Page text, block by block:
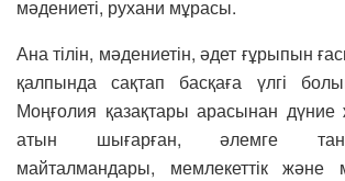
мәдениеті, рухани мұрасы.
Ана тілін, мәдениетін, әдет ғұрыпын
қалпында сақтап басқаға үлгі
Моңғолия қазақтары арасынан дүние
атын шығарған, әлемге
майталмандары, мемлекеттік және